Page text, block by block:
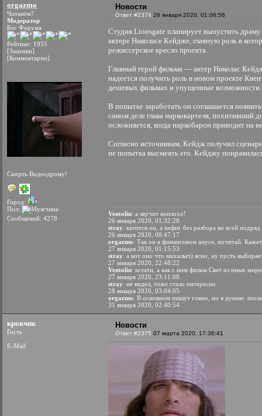
orgazmo
Читанём?
Модератор
Бог Форума
Рейтинг: 1955
[Заценки]
[Комментарии]
Смерть Видеодрому!
Город:
Пол:
Сообщений: 4278
Новости
Ответ #2374 26 января 2020, 01:06:56
Студия Lionsgate планирует выпустить
актере Николасе Кейдже, главную роль в
режиссерское кресло проекта.
Главный герой фильма — актер Николас
надеется получить роль в новом проекте
дешевых фильмах и упущенные возможности.
В попытке заработать он соглашается
самом деле глава наркокартеля,
осложняется, когда наркобарон приводит
Согласно источникам, Кейдж получил
не попытка высмеять его. Кейджу
Ventolin: а звучит неплохо!
26 января 2020, 01:32:28
stray: катится он, а нефиг без разбора во всей
26 января 2020, 08:47:17
orgazmo: Так он в финансовом анусе, почитай.
27 января 2020, 01:15:53
stray: а вот оно что михалыч) ясно, ну пусть
27 января 2020, 22:48:22
Ventolin: кстати, а как с ним фильм Свет из иных
27 января 2020, 23:11:08
stray: не видел, тоже стало интересно
28 января 2020, 03:04:05
orgazmo: В основном пишут говно, но я думаю
31 января 2020, 02:40:54
кровчик
Гость
E-Mail
Новости
Ответ #2375 07 марта 2020, 17:36:41